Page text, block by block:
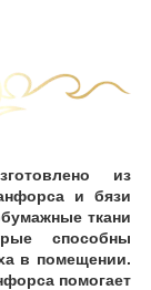
из
и бязи
ткани
способны
в помещении.
помогает